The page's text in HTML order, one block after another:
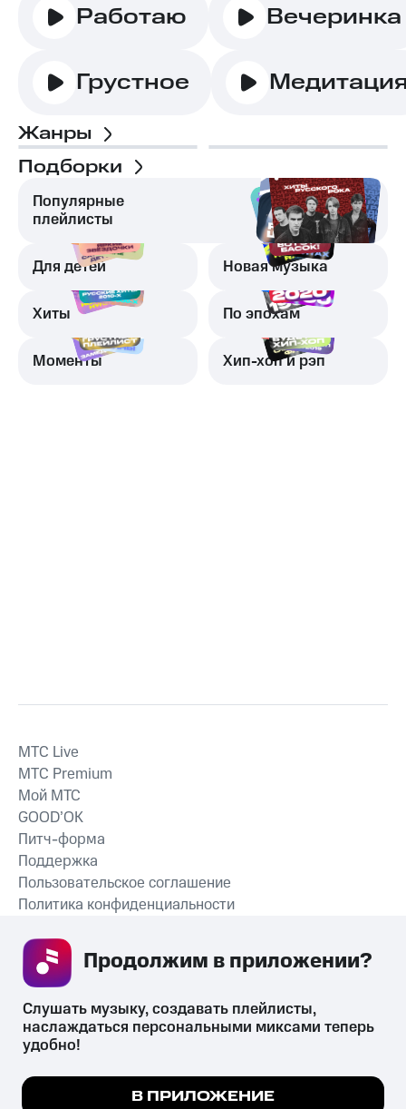
Работаю Вечеринка
Грустное
Жанры
Подборки
Популярные
плейлисты
Для детей Новая музыка
Хиты По эпохам
Моменты Хип-хоп и рэп
СКАЧАТЬ ПРИЛОЖЕНИЕ
MTС Live
MTС Premium
Мой МТС
GOOD’OK
Питч-форма
Поддержка
Пользовательское соглашение
Политика конфиденциальности
психотропных веществ, их аналогов причиняет вред здоровью,
их незаконный оборот запрещён и влечёт установленную
Мы используем куки, чтобы на сайте все
Слушать музыку, создавать плейлисты,
наслаждаться персональными миксами теперь
удобно!
В ПРИЛОЖЕНИЕ